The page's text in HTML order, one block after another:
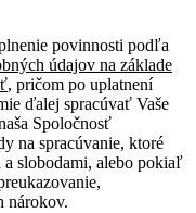
povinnosti podľa
údajov na základe
, pričom po uplatnení
ďalej spracúvať Vaše
Spoločnosť
na spracúvanie, ktoré
a slobodami, alebo pokiaľ
nárokov.